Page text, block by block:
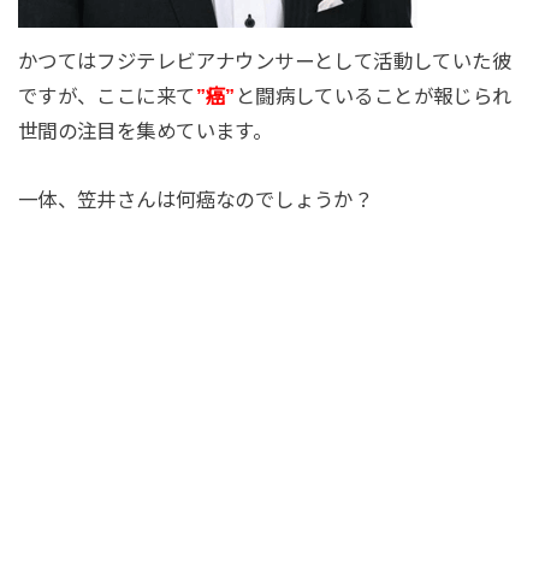
かつてはフジテレビアナウンサーとして活動していた彼
ですが、ここに来て”癌” と闘病していることが報じられ
世間の注目を集めています。
一体、笠井さんは何癌なのでしょうか？